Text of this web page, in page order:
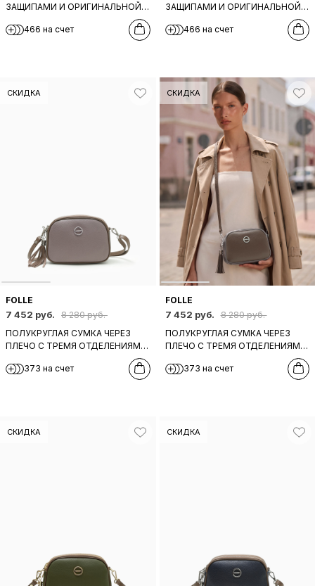
ЗАЩИПАМИ И ОРИГИНАЛЬНОЙ
НАТУРАЛЬНОЙ ТЕМНО-
466 на счет
ЗАЩИПАМИ И ОРИГИНАЛЬНОЙ
НАТУРАЛЬНОЙ ЧЕРНОЙ КОЖИ
466 на счет
СКИДКА
FOLLE
7 452 руб.
8 280 руб.
ПОЛУКРУГЛАЯ СУМКА ЧЕРЕЗ
ПЛЕЧО С ТРЕМЯ ОТДЕЛЕНИЯМИ
И ПУЛЛЕРОМ-КИСТОЧКОЙ ОТ
FOLLE СЕРОГО ОТТЕНКА
373 на счет
СКИДКА
FOLLE
7 452 руб.
8 280 руб.
ПОЛУКРУГЛАЯ СУМКА ЧЕРЕЗ
ПЛЕЧО С ТРЕМЯ ОТДЕЛЕНИЯМИ
И ПУЛЛЕРОМ-КИСТОЧКОЙ ОТ
FOLLE СЕРО-КОРИЧНЕВОГО
373 на счет
СКИДКА СКИДКА